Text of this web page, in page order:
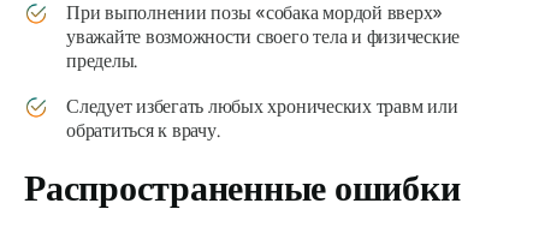
При выполнении позы «собака мордой вверх»
уважайте возможности своего тела и физические
пределы.
Следует избегать любых хронических травм или
обратиться к врачу.
Распространенные ошибки